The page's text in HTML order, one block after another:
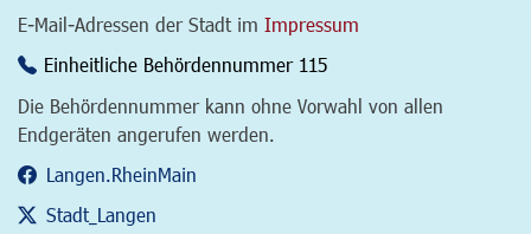
E-Mail-Adressen der Stadt im Impressum
Einheitliche Behördennummer 115
Die Behördennummer kann ohne Vorwahl von allen
Endgeräten angerufen werden.
Langen.RheinMain
Stadt_Langen